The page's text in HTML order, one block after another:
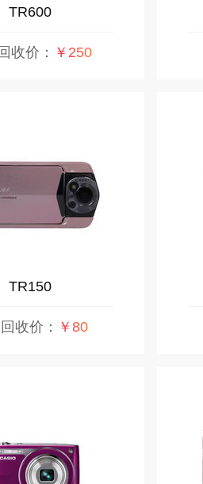
TR600
收价： ￥250
TR150
收价： ￥80